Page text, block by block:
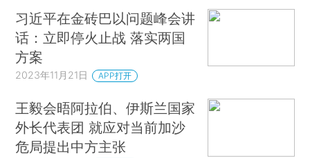
习近平在金砖巴以问题峰会讲
话：立即停火止战 落实两国
方案
2023年11月21日 APP打开
王毅会晤阿拉伯、伊斯兰国家
外长代表团 就应对当前加沙
危局提出中方主张